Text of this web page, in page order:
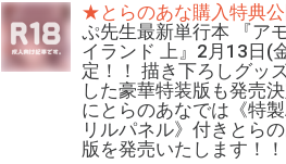
★とらのあな購入特典
ぷ先生最新単行本 『ア
イランド 上』2月13日(
定！！ 描き下ろしグッ
した豪華特装版も発売
にとらのあなでは《特
リルパネル》付きとら
版を発売いたします！！